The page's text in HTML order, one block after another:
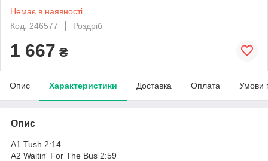
Немає в наявності
Код: 246577
Роздріб
1 667 ₴
Опис Характеристики Доставка Оплата Умови
Опис
A1 Tush 2:14
A2 Waitin' For The Bus 2:59